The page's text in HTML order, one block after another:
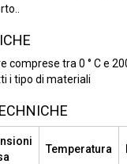
comprese tra 0 ° C e
i tipo di materiali
Temperatura